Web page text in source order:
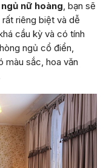
nữ hoàng , bạn sẽ
riêng biệt và dễ
cầu kỳ và có tính
ngủ cổ điển,
màu sắc, hoa văn